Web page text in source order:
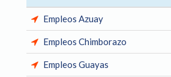
Empleos Azuay
Empleos Chimborazo
Empleos Guayas